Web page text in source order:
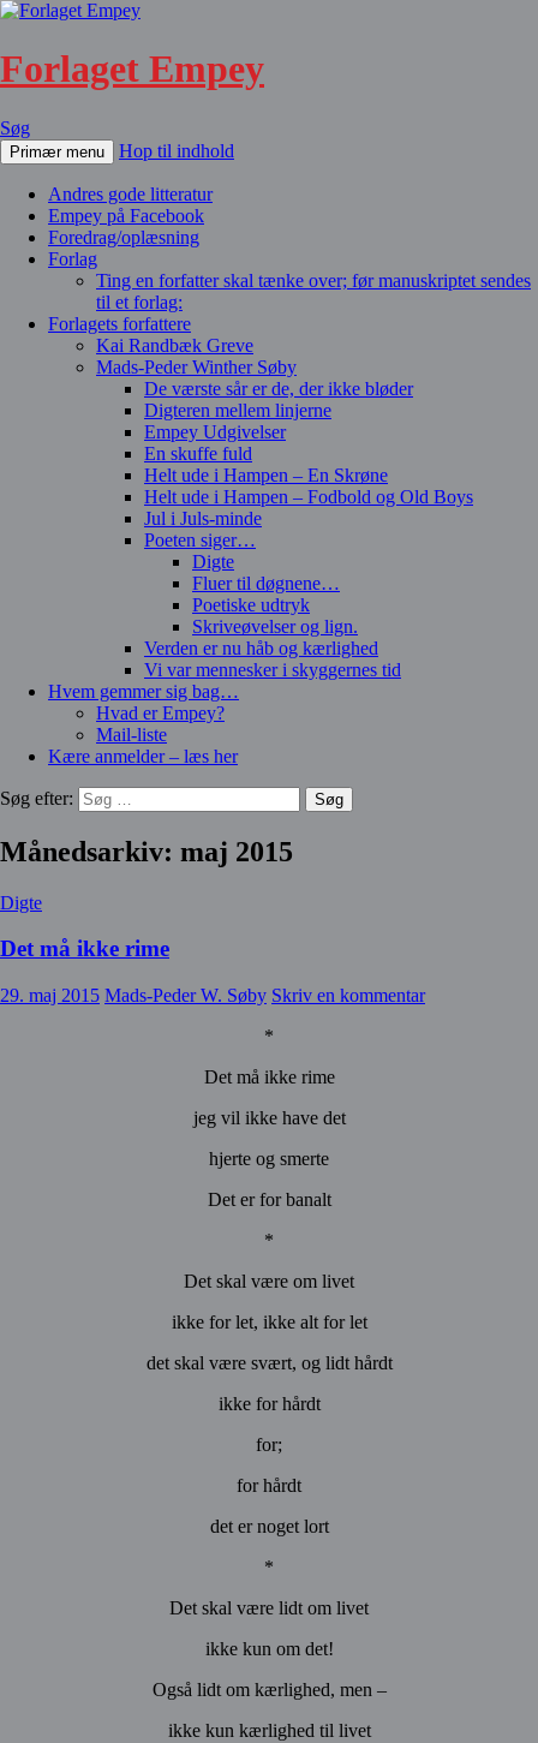
Forlaget Empey
Søg
Primær menu Hop til indhold
Andres gode litteratur
Empey på Facebook
Foredrag/oplæsning
Forlag
Ting en forfatter skal tænke over; før manuskriptet sendes
til et forlag:
Forlagets forfattere
Kai Randbæk Greve
Mads-Peder Winther Søby
De værste sår er de, der ikke bløder
Digteren mellem linjerne
Empey Udgivelser
En skuffe fuld
Helt ude i Hampen – En Skrøne
Helt ude i Hampen – Fodbold og Old Boys
Jul i Juls-minde
Poeten siger…
Digte
Fluer til døgnene…
Poetiske udtryk
Skriveøvelser og lign.
Verden er nu håb og kærlighed
Vi var mennesker i skyggernes tid
Hvem gemmer sig bag…
Hvad er Empey?
Mail-liste
Kære anmelder – læs her
Søg efter:
Månedsarkiv: maj 2015
Digte
Det må ikke rime
29. maj 2015 Mads-Peder W. Søby Skriv en kommentar
*
Det må ikke rime
jeg vil ikke have det
hjerte og smerte
Det er for banalt
*
Det skal være om livet
ikke for let, ikke alt for let
det skal være svært, og lidt hårdt
ikke for hårdt
for;
for hårdt
det er noget lort
*
Det skal være lidt om livet
ikke kun om det!
Også lidt om kærlighed, men –
ikke kun kærlighed til livet